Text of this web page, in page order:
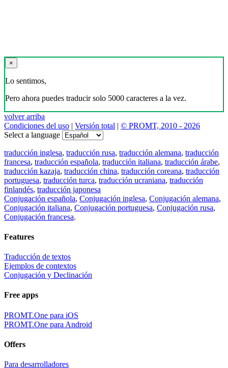
×
Lo sentimos,
Pero ahora puedes traducir solo 5000 caracteres a la vez.
volver arriba
Condiciones del uso | Versión total | © PROMT, 2010 - 2026
Select a language
traducción inglesa, traducción rusa, traducción alemana, traducción
francesa, traducción española, traducción italiana, traducción árabe,
traducción kazaja, traducción china, traducción coreana, traducción
portuguesa, traducción turca, traducción ucraniana, traducción
finlandés, traducción japonesa
Conjugación española, Conjugación inglesa, Conjugación alemana,
Conjugación italiana, Conjugación portuguesa, Conjugación rusa,
Conjugación francesa.
Features
Traducción de textos
Ejemplos de contextos
Conjugación y Declinación
Free apps
PROMT.One para iOS
PROMT.One para Android
Offers
Para desarrolladores